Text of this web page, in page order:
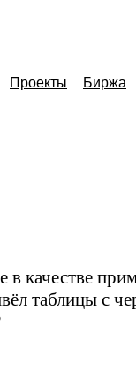
Проекты Биржа
в качестве
таблицы с